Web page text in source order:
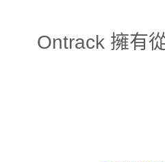
Ontrack 擁有